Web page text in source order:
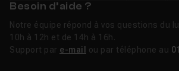
Besoin d’aide ?
Notre équipe répond à vos questions du
10h à 12h et de 14h à 16h.
Support par e-mail ou par téléphone au